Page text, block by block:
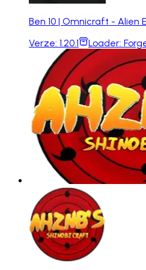
Ben 10 | Omnicraft - Alien
Verze: 1.20.1 Loader: